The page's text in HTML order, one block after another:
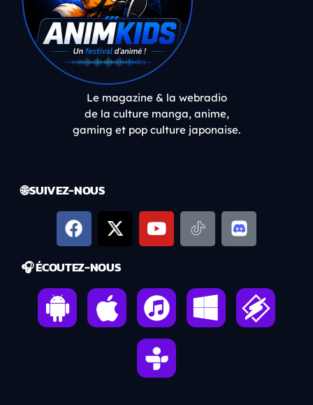
Le magazine & la webradio
de la culture manga, anime,
gaming et pop culture japonaise.
🌐 SUIVEZ-NOUS
🎧 ÉCOUTEZ-NOUS